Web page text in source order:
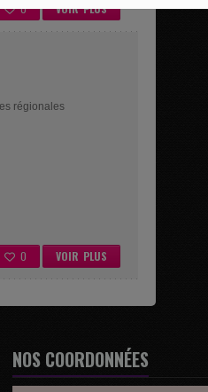
VOIR PLUS
0
régionales
VOIR PLUS
0
NOS COORDONNÉES